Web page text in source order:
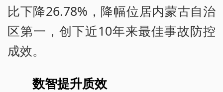
比下降26.78%，降幅位居内蒙古自治
区第一，创下近10年来最佳事故防控
成效。
数智提升质效